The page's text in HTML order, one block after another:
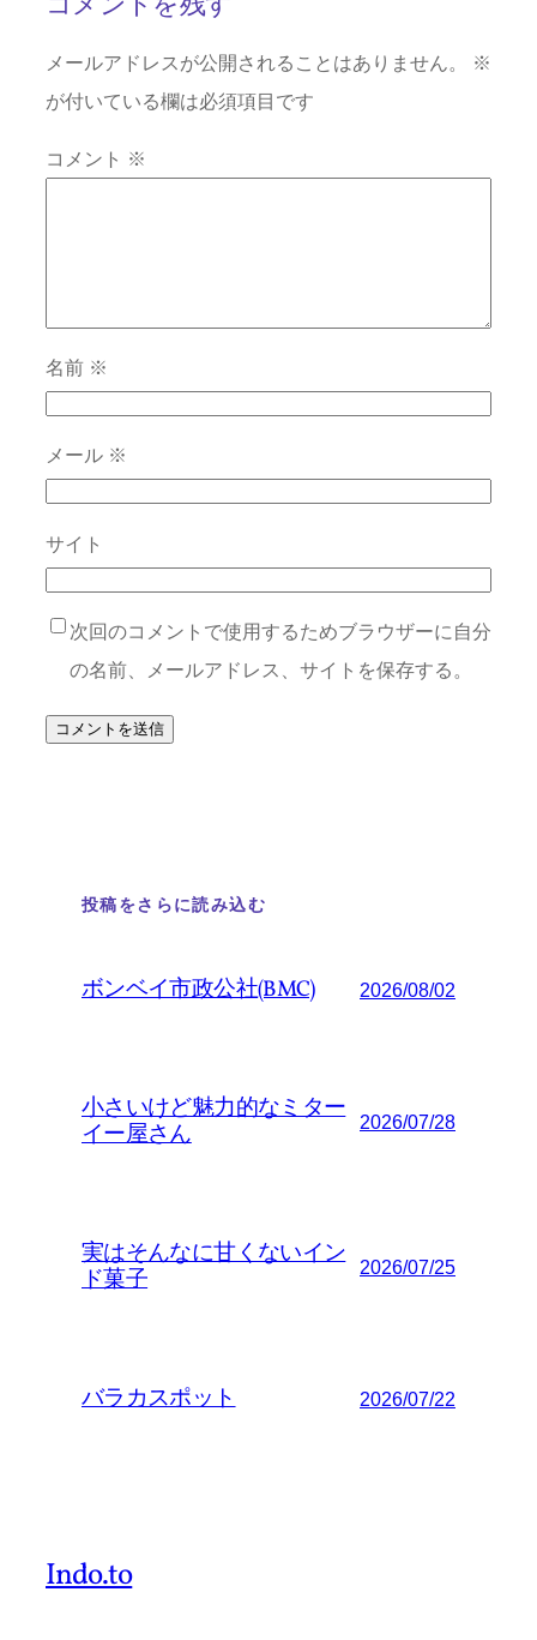
コメントを残す
メールアドレスが公開されることはありません。
※
が付いている欄は必須項目です
コメント ※
名前 ※
メール ※
サイト
次回のコメントで使用するためブラウザーに自分
の名前、メールアドレス、サイトを保存する。
投稿をさらに読み込む
ボンベイ市政公社(BMC) 2026/08/02
小さいけど魅力的なミター
イー屋さん
2026/07/28
実はそんなに甘くないイン
ド菓子
2026/07/25
バラカスポット 2026/07/22
Indo.to